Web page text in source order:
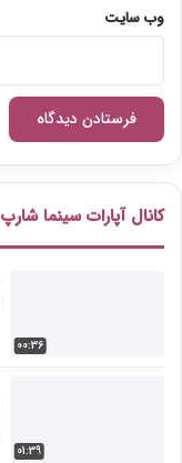
وب‌ سایت
کانال آپارات سینما شارپ
00:36
01:39